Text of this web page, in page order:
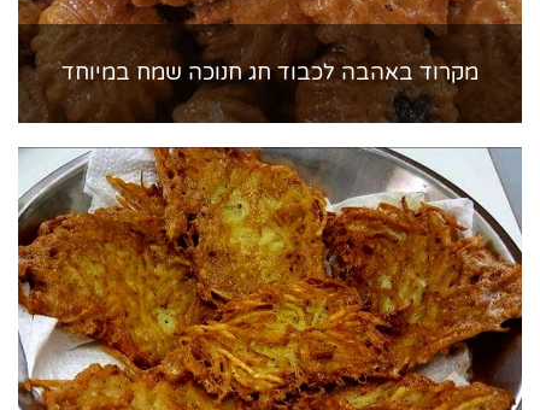
מקרוד באהבה לכבוד חג חנוכה שמח במיוחד